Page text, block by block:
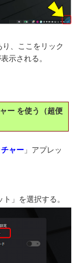
、ここをリック
示される。
ー を使う（超便
ャー 」アプレッ
」を選択する。